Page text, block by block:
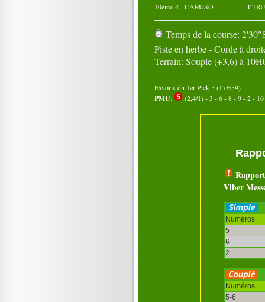
10ème 4 CARUSO
Temps de la course:
Piste en herbe - Corde à
Terrain: Souple (+3,6) à
Favoris du 1er Pick 5 (17H59)
PMU: (2,4/1) - 3 - 6 - 8 - 9 - 2 -
Viber
Numéros
5
6
2
Numéros
5-6